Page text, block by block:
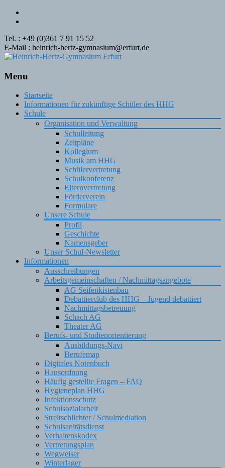
Tel. : +49 (0)361 7 91 15 52
E-Mail : heinrich-hertz-gymnasium@erfurt.de
Menu
Skip
content
Startseite
Informationen für zukünftige Schüler des HHG
Schule
Organisation und Verwaltung
Schulleitung
Zeitpläne
Kollegium
Musik am HHG
Schülervertretung
Schulkonferenz
Elternvertretung
Förderverein
Formulare
Unsere Schule
Profil
Geschichte
Namensgeber
Unser Schul-Newsletter
Informationen
Ausschreibungen
Arbeitsgemeinschaften / Nachmittagsangebote
AG Seifenkistenbau
Debattierclub des HHG – Jugend debattiert
Nachmittagsbetreuung
Schach AG
Theater AG
Berufs- und Studienorientierung
Ausbildungs-Navi
Berufemap
Digitales Notenbuch
Hausordnung
Häufig gestellte Fragen – FAQ
Hygieneplan HHG
Infektionsschutz
Schulsozialarbeit
Streitschlichter / Schulmediation
Schulsanitätsdienst
Verhaltenskodex
Vertretungsplan
Wegweiser
Winterlager